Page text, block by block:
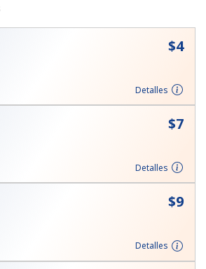
y una minúscula
para recibir nuestras mejores
en este sitio web, estoy de acuerdo con
⁦$4⁩
Detalles
⁦$7⁩
Detalles
⁦$9⁩
Detalles